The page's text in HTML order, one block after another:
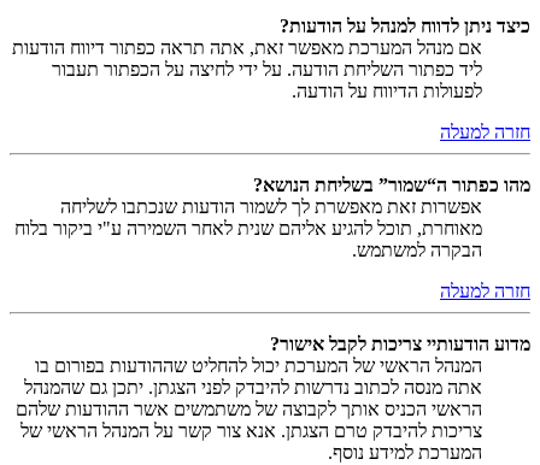
כיצד ניתן לדווח למנהל על הודעות?
אם מנהל המערכת מאפשר זאת, אתה תראה כפתור דיווח הודעות
ליד כפתור השליחת הודעה. על ידי לחיצה על הכפתור תעבור
לפעולות הדיווח על הודעה.
חזרה למעלה
מהו כפתור ה“שמור” בשליחת הנושא?
אפשרות זאת מאפשרת לך לשמור הודעות שנכתבו לשליחה
מאוחרת, תוכל להגיע אליהם שנית לאחר השמירה ע"י ביקור בלוח
הבקרה למשתמש.
חזרה למעלה
מדוע הודעותיי צריכות לקבל אישור?
המנהל הראשי של המערכת יכול להחליט שההודעות בפורום בו
אתה מנסה לכתוב נדרשות להיבדק לפני הצגתן. יתכן גם שהמנהל
הראשי הכניס אותך לקבוצה של משתמשים אשר ההודעות שלהם
צריכות להיבדק טרם הצגתן. אנא צור קשר על המנהל הראשי של
המערכת למידע נוסף.